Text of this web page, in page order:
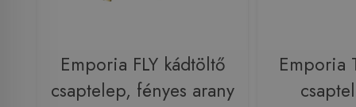
Emporia FLY kádtöltő
csaptelep, fényes arany
Emporia